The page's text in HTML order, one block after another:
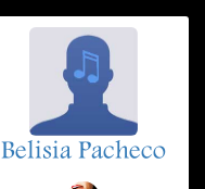
Belisia Pacheco